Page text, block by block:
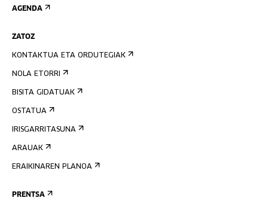
AGENDA
ZATOZ
KONTAKTUA ETA ORDUTEGIAK
NOLA ETORRI
BISITA GIDATUAK
OSTATUA
IRISGARRITASUNA
ARAUAK
ERAIKINAREN PLANOA
PRENTSA